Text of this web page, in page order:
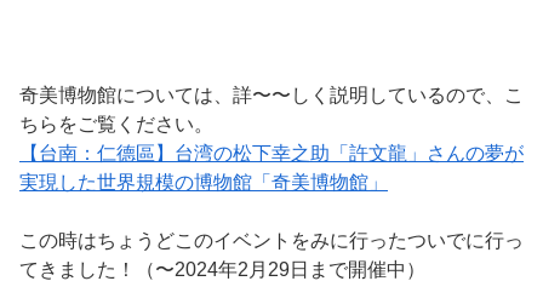
奇美博物館については、詳〜〜しく説明しているので、こ
ちらをご覧ください。
【台南：仁德區】台湾の松下幸之助「許文龍」さんの夢が
実現した世界規模の博物館「奇美博物館」
この時はちょうどこのイベントをみに行ったついでに行っ
てきました！（〜2024年2月29日まで開催中）